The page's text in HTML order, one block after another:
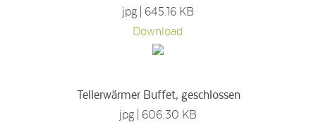
jpg | 645.16 KB
Download
Tellerwärmer Buffet, geschlossen
jpg | 606.30 KB